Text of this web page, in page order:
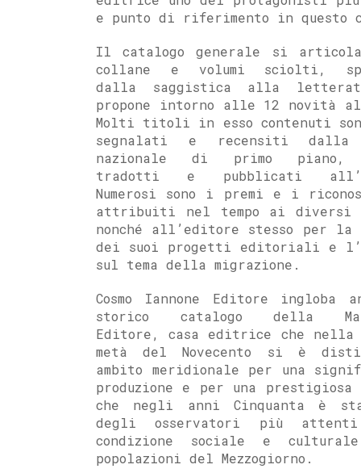
e punto di riferimento in questo
Il catalogo generale si
collane e volumi sciolti,
dalla saggistica alla
propone intorno alle 12 novità
Molti titoli in esso contenuti
segnalati e recensiti dalla
nazionale di primo piano,
tradotti e pubblicati
Numerosi sono i premi e i
attribuiti nel tempo ai diversi
nonché all’editore stesso per la
dei suoi progetti editoriali e
sul tema della migrazione.
Cosmo Iannone Editore ingloba
storico catalogo della
Editore, casa editrice che nella
metà del Novecento si è
ambito meridionale per una
produzione e per una
che negli anni Cinquanta è
degli osservatori più
condizione sociale e
popolazioni del Mezzogiorno.